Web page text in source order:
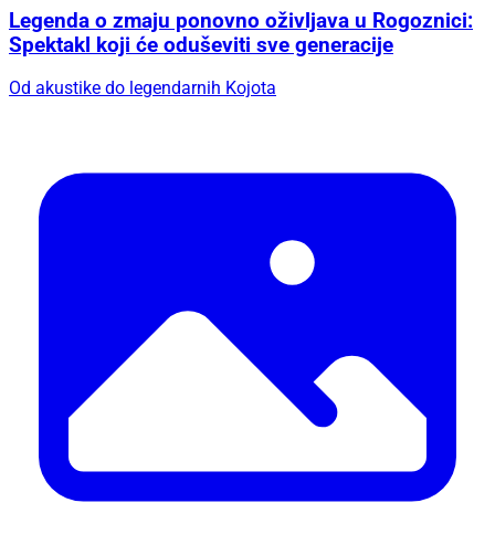
Legenda o zmaju ponovno oživljava u Rogoznici:
Spektakl koji će oduševiti sve generacije
Od akustike do legendarnih Kojota